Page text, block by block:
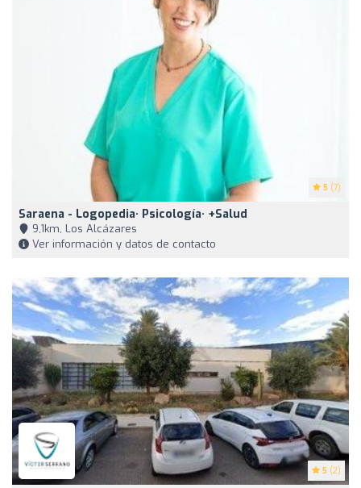
5 (7)
Saraena - Logopedia· Psicología· +Salud
9,1km, Los Alcázares
Ver información y datos de contacto
5 (2)